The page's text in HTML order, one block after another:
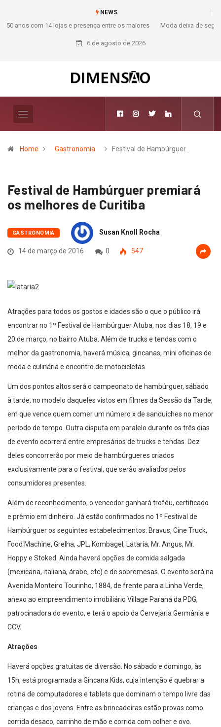
NEWS
Moda deixa de seguir tendências e passa a contar histórias; Forward
aposta na curadoria como novo luxo
6 de agosto de 2026
Home Gastronomia Festival de Hambúrguer…
Festival de Hambúrguer premiará
os melhores de Curitiba
GASTRONOMIA Susan Knoll Rocha
14 de março de 2016 0 547
Atrações para todos os gostos e idades são o que o público irá
encontrar no 1º Festival de Hambúrguer Atuba, nos dias 18, 19 e
20 de março, no bairro Atuba. Além de trucks e tendas com o
melhor da gastronomia, haverá música, gincanas, mini oficinas de
moda e culinária e encontro de motocicletas.
Um dos pontos altos será o campeonato de hambúrguer, sábado
à tarde, no modelo daqueles vistos em filmes da Sessão da Tarde,
em que vence quem comer um número x de sanduíches no menor
período de tempo. Outra disputa em paralelo durante os três dias
de evento ocorrerá entre empresários de trucks e tendas. Dez
deles concorrerão por meio de hambúrgueres criados
exclusivamente para o festival, que serão avaliados pelos
consumidores presentes.
Além de reconhecimento, o vencedor ganhará troféu, certificado
e prêmio em dinheiro. Já estão confirmados no 1º Festival de
Hambúrguer os seguintes estabelecimentos: Bravus, Cine Truck,
Food Machine, Grelha, JPL, Kombagel, Lataria, Mr. Angus, Mr.
Hoppy e Stoked. Ainda haverá opções de comida salgada
(mexicana, italiana, árabe, etc) e de sobremesas. O evento será na
Avenida Monteiro Tourinho, 1884, de frente para a Linha Verde,
anexo ao empreendimento imobiliário Village Paraná da PDG,
patrocinadora do evento, e terá o apoio da Cervejaria Germânia e
CCV.
Atrações
Haverá opções gratuitas de diversão. No sábado e domingo, às
15h, está programada a Gincana Kids, cuja intenção é quebrar a
rotina de computadores e tablets que dominam o tempo livre das
crianças e dos jovens. Entre as brincadeiras estão provas como
corrida desaco, carrinho de mão e corrida com colher e ovo.